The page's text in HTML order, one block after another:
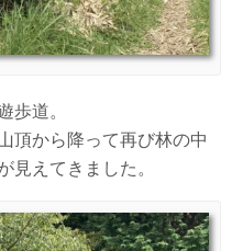
歩道。
頂から降って再び林の中
見えてきました。